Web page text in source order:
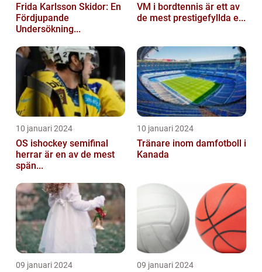
Frida Karlsson Skidor: En
Fördjupande
Undersökning...
VM i bordtennis är ett av
de mest prestigefyllda e...
10 januari 2024
OS ishockey semifinal
herrar är en av de mest
spän...
10 januari 2024
Tränare inom damfotboll i
Kanada
09 januari 2024 09 januari 2024